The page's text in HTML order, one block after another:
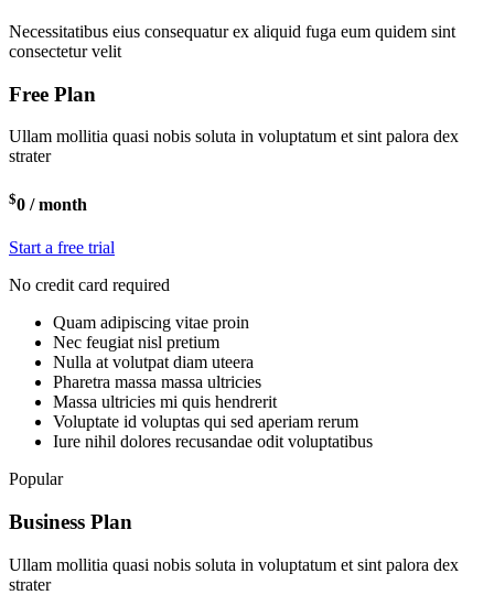
Necessitatibus eius consequatur ex aliquid fuga eum quidem sint
consectetur velit
Free Plan
Ullam mollitia quasi nobis soluta in voluptatum et sint palora dex
strater
$0 / month
Start a free trial
No credit card required
Quam adipiscing vitae proin
Nec feugiat nisl pretium
Nulla at volutpat diam uteera
Pharetra massa massa ultricies
Massa ultricies mi quis hendrerit
Voluptate id voluptas qui sed aperiam rerum
Iure nihil dolores recusandae odit voluptatibus
Popular
Business Plan
Ullam mollitia quasi nobis soluta in voluptatum et sint palora dex
strater